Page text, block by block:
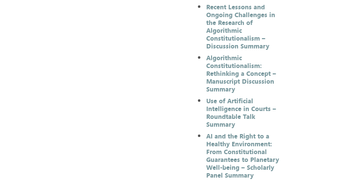
Recent Lessons and
Ongoing Challenges in
the Research of
Algorithmic
Constitutionalism –
Discussion Summary
Algorithmic
Constitutionalism:
Rethinking a Concept –
Manuscript Discussion
Summary
Use of Artificial
Intelligence in Courts –
Roundtable Talk
Summary
AI and the Right to a
Healthy Environment:
From Constitutional
Guarantees to Planetary
Well-being – Scholarly
Panel Summary